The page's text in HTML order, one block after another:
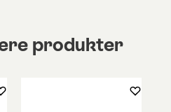
produkter